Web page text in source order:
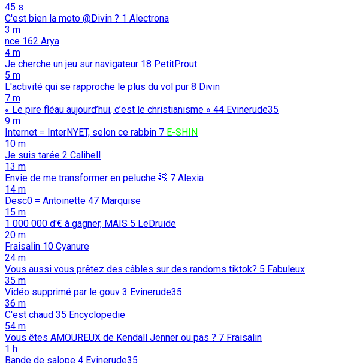
45 s
C'est bien la moto @Divin ? 1 Alectrona
3 m
nce 162 Arya
4 m
Je cherche un jeu sur navigateur 18 PetitProut
5 m
L'activité qui se rapproche le plus du vol pur 8 Divin
7 m
« Le pire fléau aujourd’hui, c’est le christianisme » 44 Evinerude35
9 m
Internet = InterNYET, selon ce rabbin 7 E-SHIN
10 m
Je suis tarée 2 Calihell
13 m
Envie de me transformer en peluche 🧸 7 Alexia
14 m
Desc0 = Antoinette 47 Marquise
15 m
1 000 000 d'€ à gagner, MAIS 5 LeDruide
20 m
Fraisalin 10 Cyanure
24 m
Vous aussi vous prêtez des câbles sur des randoms tiktok? 5 Fabuleux
35 m
Vidéo supprimé par le gouv 3 Evinerude35
36 m
C'est chaud 35 Encyclopedie
54 m
Vous êtes AMOUREUX de Kendall Jenner ou pas ? 7 Fraisalin
1 h
Bande de salope 4 Evinerude35